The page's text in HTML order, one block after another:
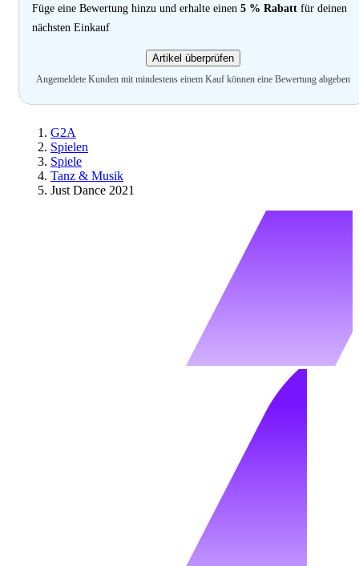
Füge eine Bewertung hinzu und erhalte einen 5 % Rabatt für deinen
nächsten Einkauf
Artikel überprüfen
Angemeldete Kunden mit mindestens einem Kauf können eine Bewertung abgeben
G2A
Spielen
Spiele
Tanz & Musik
Just Dance 2021